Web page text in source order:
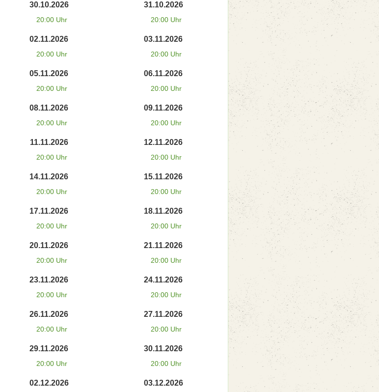
30.10.2026
20:00 Uhr
31.10.2026
20:00 Uhr
02.11.2026
20:00 Uhr
03.11.2026
20:00 Uhr
05.11.2026
20:00 Uhr
06.11.2026
20:00 Uhr
08.11.2026
20:00 Uhr
09.11.2026
20:00 Uhr
11.11.2026
20:00 Uhr
12.11.2026
20:00 Uhr
14.11.2026
20:00 Uhr
15.11.2026
20:00 Uhr
17.11.2026
20:00 Uhr
18.11.2026
20:00 Uhr
20.11.2026
20:00 Uhr
21.11.2026
20:00 Uhr
23.11.2026
20:00 Uhr
24.11.2026
20:00 Uhr
26.11.2026
20:00 Uhr
27.11.2026
20:00 Uhr
29.11.2026
20:00 Uhr
30.11.2026
20:00 Uhr
02.12.2026 03.12.2026